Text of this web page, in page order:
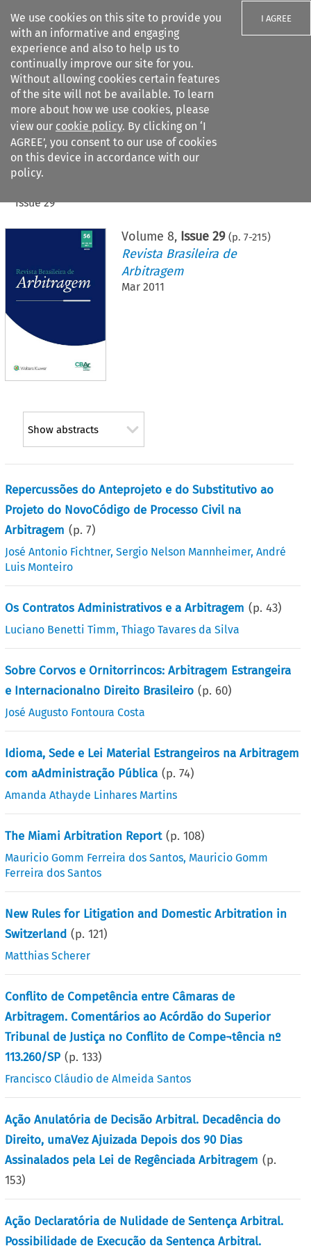
We use cookies on this site to provide you
with an informative and engaging
experience and also to help us to
continually improve our site for you.
Without allowing cookies certain features
of the site will not be available. To learn
more about how we use cookies, please
view our cookie policy. By clicking on ‘I
AGREE’, you consent to our use of cookies
on this device in accordance with our
policy.
I AGREE
Search filters
Citation search
Issue 29
Volume 8, Issue 29 (p. 7-215)
Revista Brasileira de
Arbitragem
Mar 2011
Show abstracts
Repercussões do Anteprojeto e do Substitutivo ao
Projeto do NovoCódigo de Processo Civil na
Arbitragem (p.7)
José Antonio Fichtner,Sergio Nelson Mannheimer,André
Luis Monteiro
Os Contratos Administrativos e a Arbitragem (p.43)
Luciano Benetti Timm,Thiago Tavares da Silva
Sobre Corvos e Ornitorrincos: Arbitragem Estrangeira
e Internacionalno Direito Brasileiro (p. 60)
José Augusto Fontoura Costa
Idioma, Sede e Lei Material Estrangeiros na Arbitragem
com aAdministração Pública (p.74)
Amanda Athayde Linhares Martins
The Miami Arbitration Report (p.108)
Mauricio Gomm Ferreira dos Santos, Mauricio Gomm
Ferreira dos Santos
New Rules for Litigation and Domestic Arbitration in
Switzerland (p.121)
Matthias Scherer
Conflito de Competência entre Câmaras de
Arbitragem. Comentários ao Acórdão do Superior
Tribunal de Justiça no Conflito de Compe¬tência nº
113.260/SP (p.133)
Francisco Cláudio de Almeida Santos
Ação Anulatória de Decisão Arbitral. Decadência do
Direito, umaVez Ajuizada Depois dos 90 Dias
Assinalados pela Lei de Regênciada Arbitragem (p.
153)
Ação Declaratória de Nulidade de Sentença Arbitral.
Possibilidade de Execução da Sentença Arbitral.